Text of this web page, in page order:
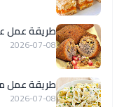
طريقة عمل
2026-07-08
طريقة عمل
2026-07-08